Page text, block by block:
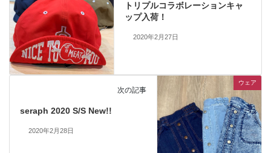
トリプルコラボレーションキャ
ップ入荷！
2020年2月27日
ウェア
次の記事
seraph 2020 S/S New!!
2020年2月28日